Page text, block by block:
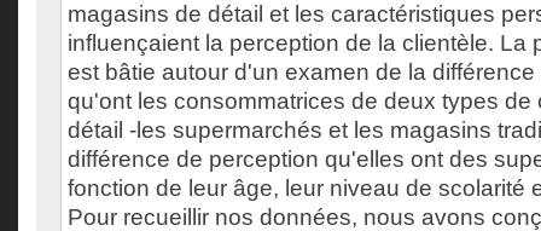
magasins de détail et les caractéristiques
influençaient la perception de la clientèle. La
est bâtie autour d'un examen de la
qu'ont les consommatrices de deux types de
détail -les supermarchés et les magasins
différence de perception qu'elles ont des
fonction de leur âge, leur niveau de scolarité
Pour recueillir nos données, nous avons